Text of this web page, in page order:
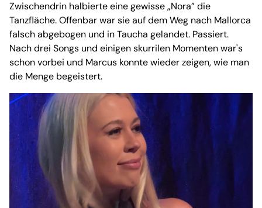
Zwischendrin halbierte eine gewisse „Nora” die
Tanzfläche. Offenbar war sie auf dem Weg nach Mallorca
falsch abgebogen und in Taucha gelandet. Passiert.
Nach drei Songs und einigen skurrilen Momenten war's
schon vorbei und Marcus konnte wieder zeigen, wie man
die Menge begeistert.